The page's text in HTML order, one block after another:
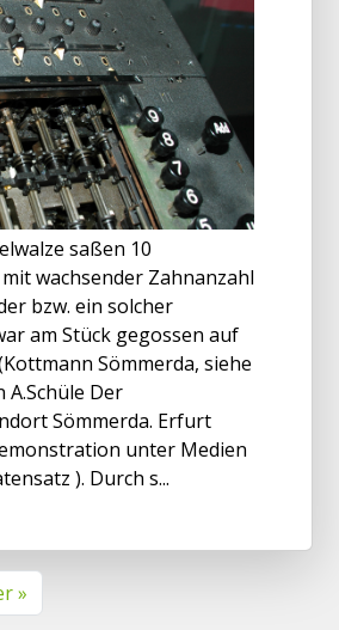
saßen 10
wachsender Zahnanzahl
bzw. ein solcher
am Stück gegossen auf
Sömmerda, siehe
A.Schüle Der
Sömmerda. Erfurt
unter Medien
). Durch s...
»